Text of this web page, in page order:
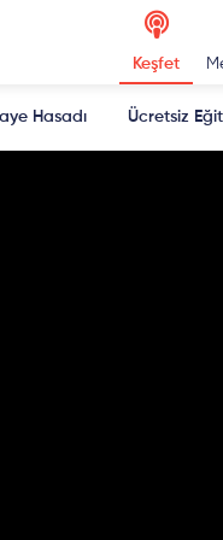
Keşfet
Hasadı Ücretsiz